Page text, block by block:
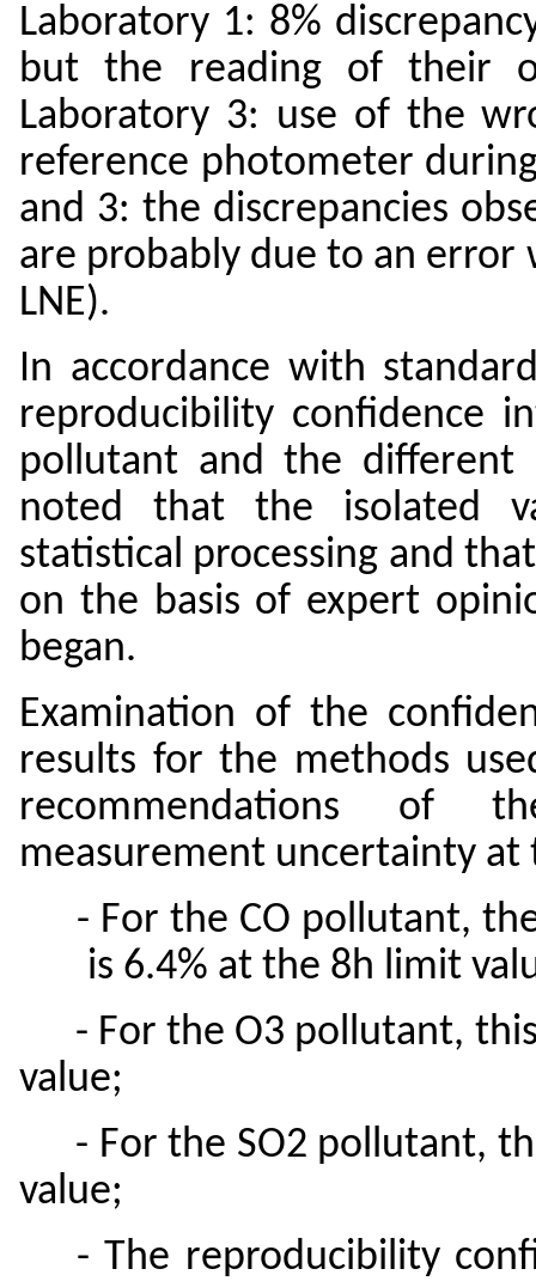
Laboratory 1: 8%
but the reading of their
Laboratory 3: use of the
reference photometer
and 3: the discrepancies
are probably due to an error
LNE).
In accordance with
reproducibility confidence
pollutant and the different
noted that the isolated
statistical processing and
on the basis of expert
began.
Examination of the
results for the methods
recommendations of
measurement uncertainty
- For the CO pollutant,
is 6.4% at the 8h limit
- For the O3 pollutant,
value;
- For the SO2 pollutant,
value;
- The reproducibility